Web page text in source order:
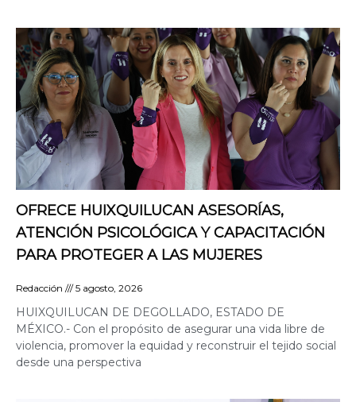
OFRECE HUIXQUILUCAN ASESORÍAS,
ATENCIÓN PSICOLÓGICA Y CAPACITACIÓN
PARA PROTEGER A LAS MUJERES
Redacción 5 agosto, 2026
HUIXQUILUCAN DE DEGOLLADO, ESTADO DE
MÉXICO.- Con el propósito de asegurar una vida libre de
violencia, promover la equidad y reconstruir el tejido social
desde una perspectiva